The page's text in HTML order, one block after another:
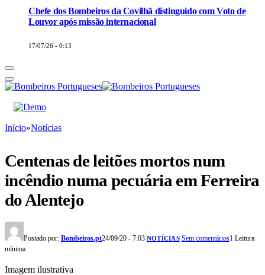
Chefe dos Bombeiros da Covilhã distinguido com Voto de
Louvor após missão internacional
17/07/26 - 0:13
Início»Notícias
Centenas de leitões mortos num
incêndio numa pecuária em Ferreira
do Alentejo
Postado por: Bombeiros.pt24/09/20 - 7:03 NOTÍCIAS Sem comentários1 Leitura
mínima
Imagem ilustrativa